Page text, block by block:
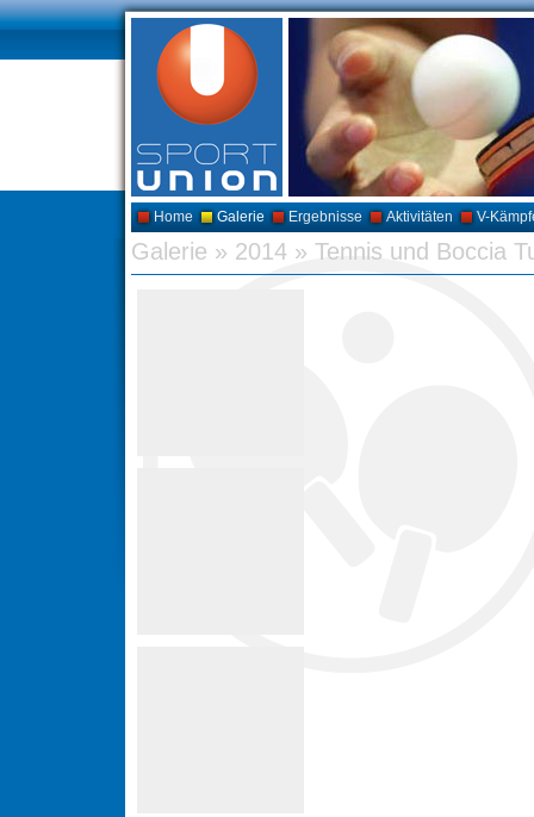
Home Galerie Ergebnisse Aktivitäten V-
Galerie » 2014 » Tennis und Boccia